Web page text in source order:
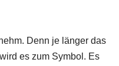
Denn je länger das
es zum Symbol. Es